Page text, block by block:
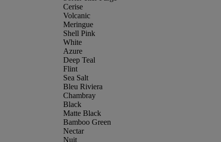
Cerise
Volcanic
Meringue
Shell Pink
White
Azure
Deep Teal
Flint
Sea Salt
Bleu Riviera
Chambray
Black
Matte Black
Bamboo Green
Nectar
Nuit